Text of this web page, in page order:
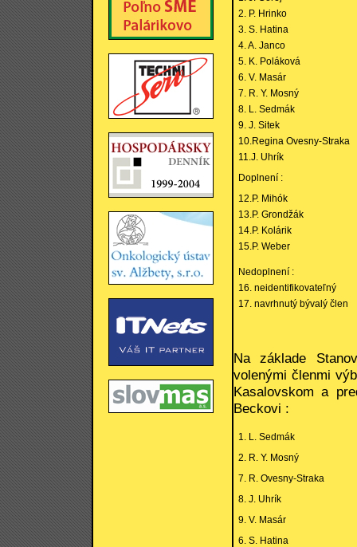
2. P. Hrinko
3. S. Hatina
4. A. Janco
5. K. Poláková
6. V. Masár
7. R. Y. Mosný
8. L. Sedmák
9. J. Sitek
10.Regina Ovesny-Straka
11.J. Uhrík
Doplnení :
12.P. Mihók
13.P. Grondžák
14.P. Kolárik
15.P. Weber
Nedoplnení :
16. neidentifikovateľný
17. navrhnutý bývalý člen
Na základe
volenými členmi
Kasalovskom a
Beckovi :
1. L. Sedmák
2. R. Y. Mosný
7. R. Ovesny-Straka
8. J. Uhrík
9. V. Masár
6. S. Hatina